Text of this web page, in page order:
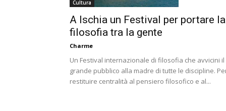
Cultura
A Ischia un Festival per portare la
filosofia tra la gente
Charme
Un Festival internazionale di filosofia che avvicini il
grande pubblico alla madre di tutte le discipline.
restituire centralità al pensiero filosofico e al...